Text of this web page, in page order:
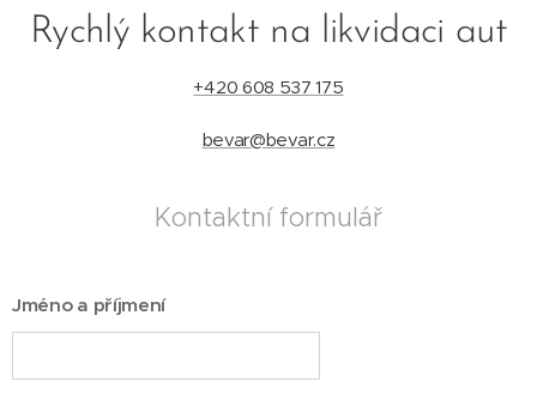
Rychlý kontakt na likvidaci aut
+420 608 537 175
bevar@bevar.cz
Kontaktní formulář
Jméno a příjmení